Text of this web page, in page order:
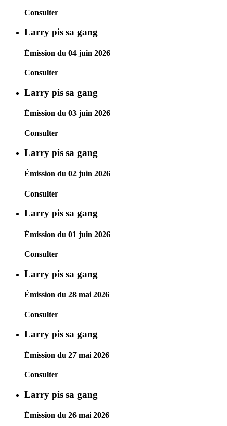
Consulter
Larry pis sa gang
Émission du 04 juin 2026
Consulter
Larry pis sa gang
Émission du 03 juin 2026
Consulter
Larry pis sa gang
Émission du 02 juin 2026
Consulter
Larry pis sa gang
Émission du 01 juin 2026
Consulter
Larry pis sa gang
Émission du 28 mai 2026
Consulter
Larry pis sa gang
Émission du 27 mai 2026
Consulter
Larry pis sa gang
Émission du 26 mai 2026